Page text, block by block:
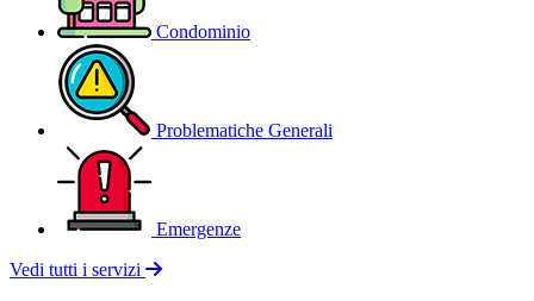
Condominio
Problematiche Generali
Emergenze
Vedi tutti i servizi